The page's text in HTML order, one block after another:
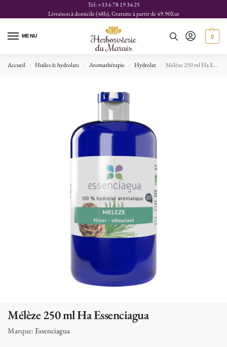
Tel: +33 6 78 19 34 25
Livraison à domicile (48h), Gratuite à partir de 49.90Eur
MENU 0
Accueil / Huiles & hydrolats / Aromathérapie / Hydrolat / Mélèze 250 ml Ha Essenciagua
Mélèze 250 ml Ha Essenciagua
Marque: Essenciagua